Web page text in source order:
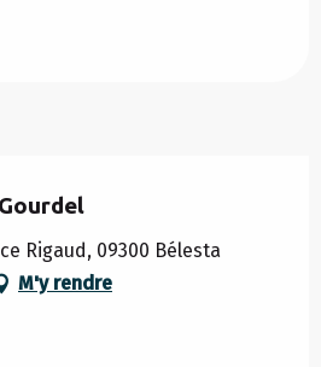
Rigaud, 09300 Bélesta
M'y rendre